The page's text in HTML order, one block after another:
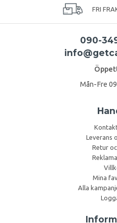
FRI
090-
Mån-Fre
Leverans
Retur
Mina
Alla